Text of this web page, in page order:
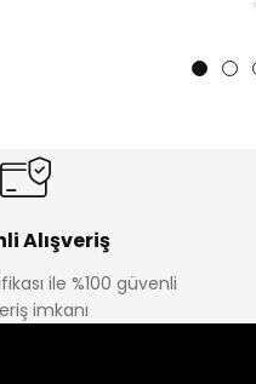
Alışveriş
ile %100 güvenli
imkanı